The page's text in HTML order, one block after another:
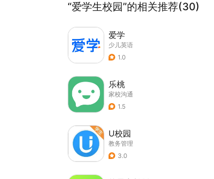
“爱学生校园”的相关推荐(30)
爱学
少儿英语
1.0
乐桃
家校沟通
1.5
U校园
教务管理
3.0